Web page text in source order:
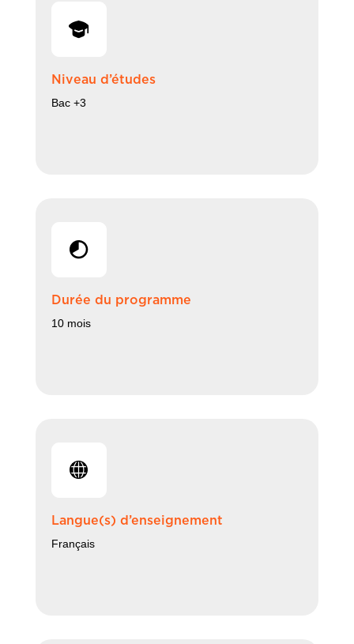
Niveau d’études
Bac +3
Durée du programme
10 mois
Langue(s) d’enseignement
Français